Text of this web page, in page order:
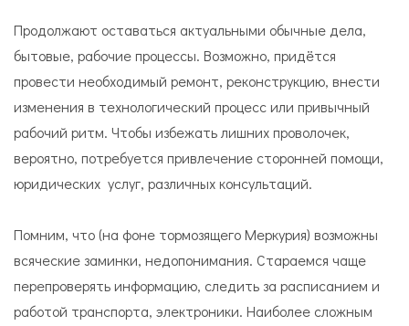
Продолжают оставаться актуальными обычные дела,
бытовые, рабочие процессы. Возможно, придётся
провести необходимый ремонт, реконструкцию, внести
изменения в технологический процесс или привычный
рабочий ритм. Чтобы избежать лишних проволочек,
вероятно, потребуется привлечение сторонней помощи,
юридических услуг, различных консультаций.
Помним, что (на фоне тормозящего Меркурия) возможны
всяческие заминки, недопонимания. Стараемся чаще
перепроверять информацию, следить за расписанием и
работой транспорта, электроники. Наиболее сложным